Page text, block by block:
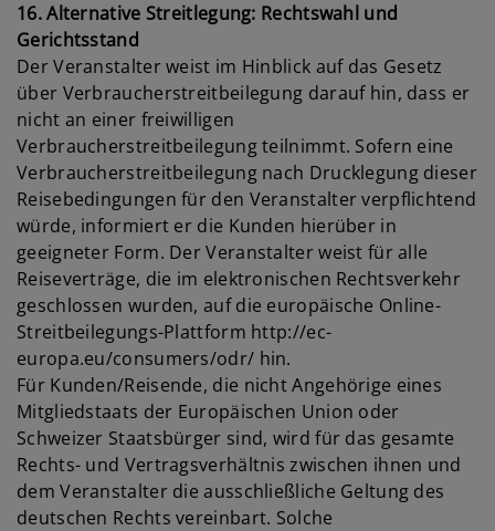
16. Alternative Streitlegung: Rechtswahl und
Gerichtsstand
Der Veranstalter weist im Hinblick auf das Gesetz
über Verbraucherstreitbeilegung darauf hin, dass er
nicht an einer freiwilligen
Verbraucherstreitbeilegung teilnimmt. Sofern eine
Verbraucherstreitbeilegung nach Drucklegung dieser
Reisebedingungen für den Veranstalter verpflichtend
würde, informiert er die Kunden hierüber in
geeigneter Form. Der Veranstalter weist für alle
Reiseverträge, die im elektronischen Rechtsverkehr
geschlossen wurden, auf die europäische Online-
Streitbeilegungs-Plattform http://ec-
europa.eu/consumers/odr/ hin.
Für Kunden/Reisende, die nicht Angehörige eines
Mitgliedstaats der Europäischen Union oder
Schweizer Staatsbürger sind, wird für das gesamte
Rechts- und Vertragsverhältnis zwischen ihnen und
dem Veranstalter die ausschließliche Geltung des
deutschen Rechts vereinbart. Solche